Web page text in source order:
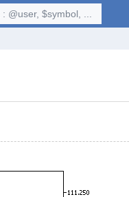
@user, $symbol, ...